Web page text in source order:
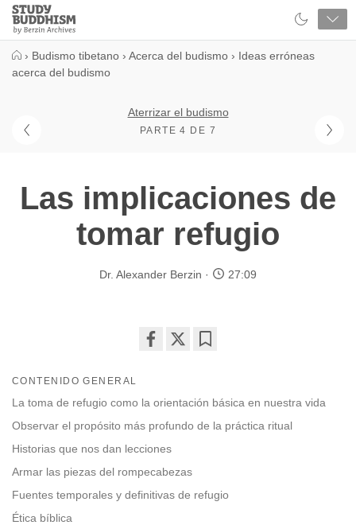
Close
Study
Buddhism
› Budismo tibetano › Acerca del budismo › Ideas erróneas
acerca del budismo
Aterrizar el budismo
PARTE 4 DE 7
Las implicaciones de
tomar refugio
Dr. Alexander Berzin 27:09
facebook
CONTENIDO GENERAL
La toma de refugio como la orientación básica en nuestra vida
Observar el propósito más profundo de la práctica ritual
Historias que nos dan lecciones
Armar las piezas del rompecabezas
Fuentes temporales y definitivas de refugio
Ética bíblica